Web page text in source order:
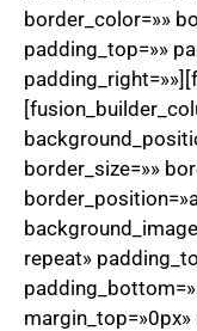
border_color=»»
padding_top=»»
border_size=»»
repeat»